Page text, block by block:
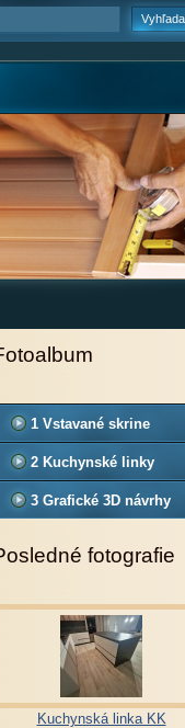
1 Vstavané skrine
2 Kuchynské linky
3 Grafické 3D návrhy
fotografie
Kuchynská linka KK